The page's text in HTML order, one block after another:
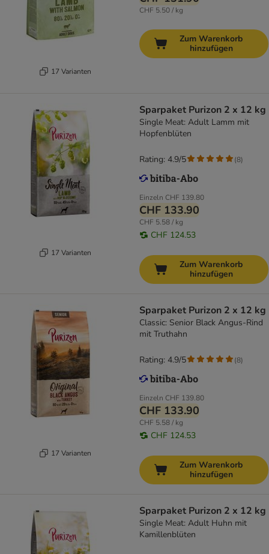
17 Varianten
CHF 5.50 / kg
Zum Warenkorb
hinzufügen
17 Varianten
Sparpaket Purizon 2 x 12 kg
Single Meat: Adult Lamm mit
Hopfenblüten
Einzeln CHF 139.80
CHF 133.90
CHF 5.58 / kg
CHF 124.53
Rating: 4.9/5 (8)
Zum Warenkorb
hinzufügen
17 Varianten
Sparpaket Purizon 2 x 12 kg
Classic: Senior Black Angus-Rind
mit Truthahn
Einzeln CHF 139.80
CHF 133.90
CHF 5.58 / kg
CHF 124.53
Rating: 4.9/5 (8)
Zum Warenkorb
hinzufügen
Sparpaket Purizon 2 x 12 kg
Single Meat: Adult Huhn mit
Kamillenblüten